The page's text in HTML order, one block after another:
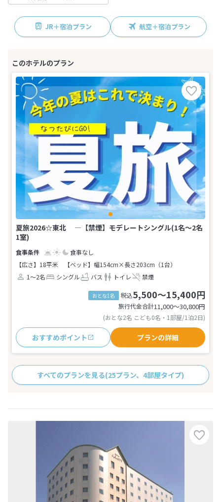
JR＋宿泊プラン 航空＋宿泊プラン
夏旅2026☆東北 ―【禁煙】モデレートシングル(1名～2名
1室)
食事なし
【広さ】18平米
【ベッド】幅154cm×長さ203cm（1台）
1～2名
シングル バス トイレ 禁煙
おとな1名 税込5,500～15,400円
旅行代金合計11,000〜30,800円
(おとな2名 こども0名・1部屋/1泊2日)
おすすめポイント プランの詳細
すべてのプランを見る(25プラン、4部屋タイプ)